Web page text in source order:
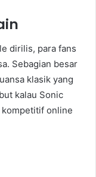
dirilis, para fans
Sebagian besar
klasik yang
kalau Sonic
kompetitif online